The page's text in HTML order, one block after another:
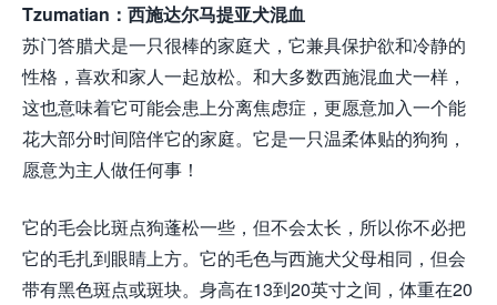
Tzumatian：西施达尔马提亚犬混血
苏门答腊犬是一只很棒的家庭犬，它兼具保护欲和冷静的
性格，喜欢和家人一起放松。和大多数西施混血犬一样，
这也意味着它可能会患上分离焦虑症，更愿意加入一个能
花大部分时间陪伴它的家庭。它是一只温柔体贴的狗狗，
愿意为主人做任何事！
它的毛会比斑点狗蓬松一些，但不会太长，所以你不必把
它的毛扎到眼睛上方。它的毛色与西施犬父母相同，但会
带有黑色斑点或斑块。身高在13到20英寸之间，体重在20